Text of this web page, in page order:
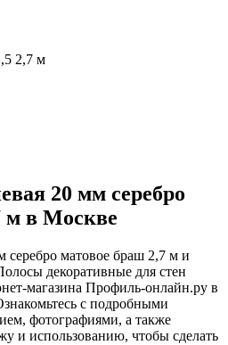
2,7 м
20 мм серебро
м в Москве
матовое браш 2,7 м и
декоративные для стен
магазина Профиль-онлайн.ру в
с подробными
фотографиями, а также
и использованию, чтобы сделать